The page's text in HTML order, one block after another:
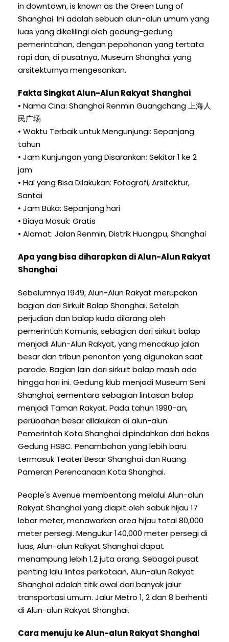
in downtown,is known as the Green Lung of
Shanghai. Ini adalah sebuah alun-alun umum yang
luas yang dikelilingi oleh gedung-gedung
pemerintahan, dengan pepohonan yang tertata
rapi dan, di pusatnya, Museum Shanghai yang
arsitekturnya mengesankan.
Fakta Singkat Alun-Alun Rakyat Shanghai
• Nama Cina: Shanghai Renmin Guangchang 上海人
民广场
• Waktu Terbaik untuk Mengunjungi: Sepanjang
tahun
• Jam Kunjungan yang Disarankan: Sekitar 1 ke 2
jam
• Hal yang Bisa Dilakukan: Fotografi, Arsitektur,
Santai
• Jam Buka: Sepanjang hari
• Biaya Masuk: Gratis
• Alamat: Jalan Renmin, Distrik Huangpu, Shanghai
Apa yang bisa diharapkan di Alun-Alun Rakyat
Shanghai
Sebelumnya 1949, Alun-Alun Rakyat merupakan
bagian dari Sirkuit Balap Shanghai. Setelah
perjudian dan balap kuda dilarang oleh
pemerintah Komunis, sebagian dari sirkuit balap
menjadi Alun-Alun Rakyat, yang mencakup jalan
besar dan tribun penonton yang digunakan saat
parade. Bagian lain dari sirkuit balap masih ada
hingga hari ini. Gedung klub menjadi Museum Seni
Shanghai, sementara sebagian lintasan balap
menjadi Taman Rakyat. Pada tahun 1990-an,
perubahan besar dilakukan di alun-alun.
Pemerintah Kota Shanghai dipindahkan dari bekas
Gedung HSBC. Penambahan yang lebih baru
termasuk Teater Besar Shanghai dan Ruang
Pameran Perencanaan Kota Shanghai.
People's Avenue membentang melalui Alun-alun
Rakyat Shanghai yang diapit oleh sabuk hijau 17
lebar meter, menawarkan area hijau total 80,000
meter persegi. Mengukur 140,000 meter persegi di
luas, Alun-alun Rakyat Shanghai dapat
menampung lebih 1.2 juta orang. Sebagai pusat
penting lalu lintas perkotaan, Alun-alun Rakyat
Shanghai adalah titik awal dari banyak jalur
transportasi umum. Jalur Metro 1, 2 dan 8 berhenti
di Alun-alun Rakyat Shanghai.
Cara menuju ke Alun-alun Rakyat Shanghai